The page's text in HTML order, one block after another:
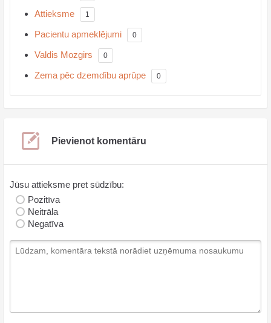
Attieksme 1
Pacientu apmeklējumi 0
Valdis Mozgirs 0
Zema pēc dzemdību aprūpe 0
Pievienot komentāru
Jūsu attieksme pret sūdzību:
Pozitīva
Neitrāla
Negatīva